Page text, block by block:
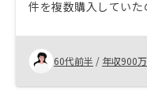
件を複数購入してい
た。オーナーパーテ
く参加しています。
いたところ、気に入っ
して、申し込みました
できるので気に入って
60代前半 / 年収900